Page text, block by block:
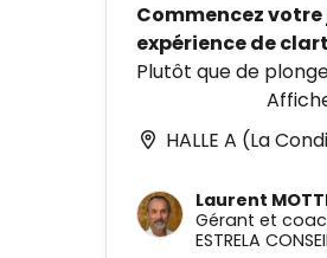
Commencez
expérience de
Plutôt que de
dans l’agitation,
parenthèse de
méditation guidée
réveil en douceur,
quitter le pilote
se reconnecter à
HALLE A (La
Laurent
Gérant et
ESTRELA